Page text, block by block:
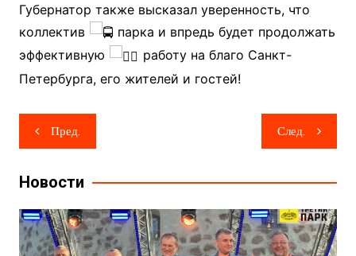
Губернатор также высказал уверенность, что
коллектив
парка и впредь будет продолжать
эффективную
работу на благо Санкт-
Петербурга, его жителей и гостей!
Навигация
по
записям
Пред. След.
Новости